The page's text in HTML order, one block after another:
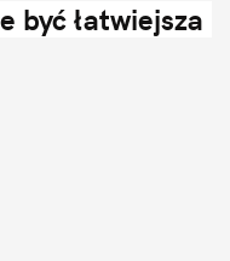
być łatwiejsza